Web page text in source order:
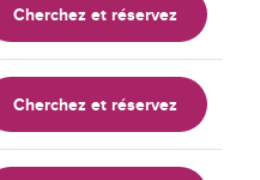
Cherchez et réservez
Cherchez et réservez